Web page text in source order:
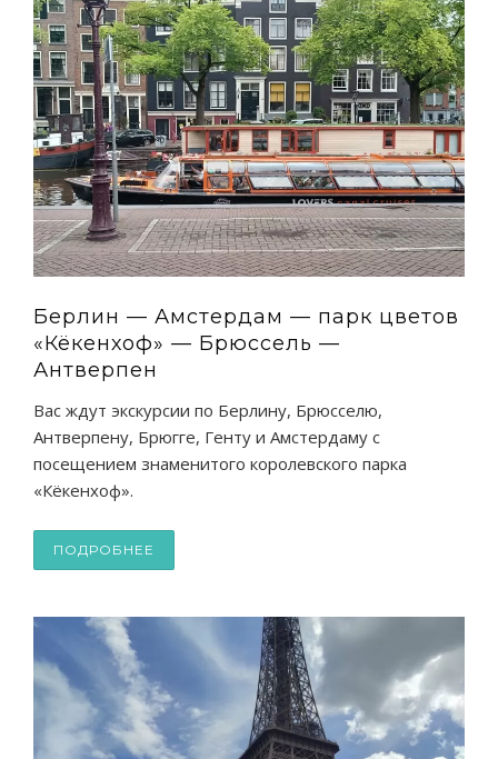
Берлин — Амстердам — парк цветов
«Кёкенхоф» — Брюссель —
Антверпен
Вас ждут экскурсии по Берлину, Брюсселю,
Антверпену, Брюгге, Генту и Амстердаму с
посещением знаменитого королевского парка
«Кёкенхоф».
ПОДРОБНЕЕ